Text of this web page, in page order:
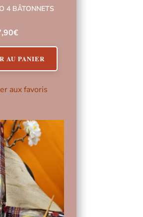
4 BÂTONNETS
€
AU PANIER
aux favoris